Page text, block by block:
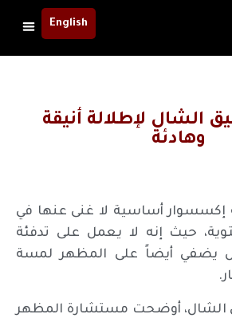
English
الشال لإطلالة أنيقة
وهادئة
أساسية لا غنى عنها في
حيث إنه لا يعمل على تدفئة
يضفي أيضاً على المظهر لمسة
الشال، أوضحت مستشارة المظهر